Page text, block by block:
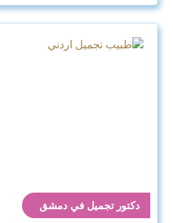
دكتور تجميل في دمشق